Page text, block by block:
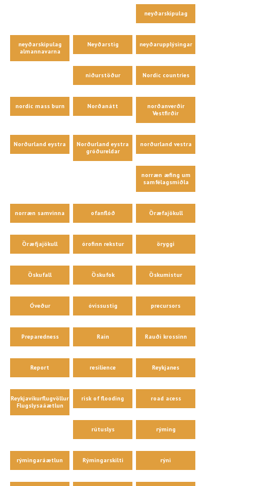
neyðarskipulag
neyðarskipulag
almannavarna
Neyðarstig neyðarupplýsingar
niðurstöður Nordic countries
nordic mass burn Norðanátt
norðanverðir
Vestfirðir
Norðurland eystra
Norðurland eystra
gróðureldar
norðurland vestra
norræn æfing um
samfélagsmiðla
norræn samvinna ofanflóð Öræfajökull
Öræfjajökull órofinn rekstur öryggi
Öskufall Öskufok Öskumistur
Óveður óvissustig precursors
Preparedness Rain Rauði krossinn
Report resilience Reykjanes
Reykjavíkurflugvöllur
Flugslysaáætlun
risk of flooding road acess
rútuslys rýming
rýmingaráætlun Rýmingarskilti rýni